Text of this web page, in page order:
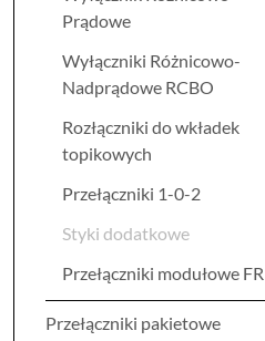
Prądowe
Wyłączniki Różnicowo-
Nadprądowe RCBO
Rozłączniki do wkładek
topikowych
Przełączniki 1-0-2
Styki dodatkowe
Przełączniki modułowe FR
Przełączniki pakietowe